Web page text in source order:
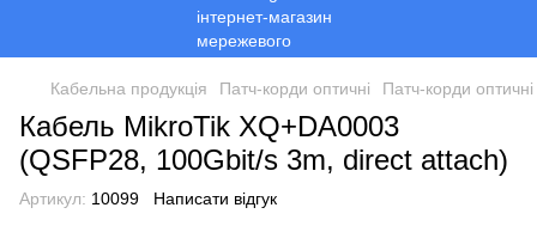
Кабельна продукція Патч-корди оптичні Патч-корди
Кабель MikroTik XQ+DA0003
(QSFP28, 100Gbit/s 3m, direct attach)
Артикул: 10099 Написати відгук